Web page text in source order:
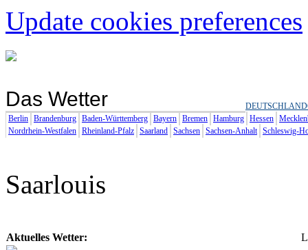
Update cookies preferences
Das Wetter DEUTSCHLAND
Berlin Brandenburg Baden-Württemberg Bayern Bremen Hamburg Hessen
Nordrhein-Westfalen Rheinland-Pfalz Saarland Sachsen Sachsen-Anhalt Schleswig-
Saarlouis
Aktuelles Wetter: